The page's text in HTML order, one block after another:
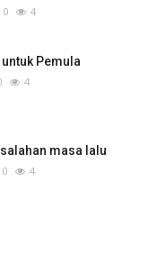
0 4
Pemula
4
masa lalu
0 4